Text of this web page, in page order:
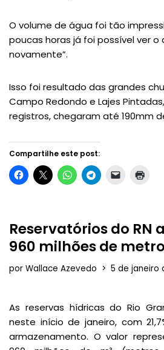
O volume de água foi tão
poucas horas já foi possível ver
novamente”.
Isso foi resultado das grandes
Campo Redondo e Lajes
registros, chegaram até 190mm
Compartilhe este post:
Reservatórios do RN
960 milhões de
por Wallace Azevedo 5 de janeiro
As reservas hídricas do Rio
neste início de janeiro, com
armazenamento. O valor